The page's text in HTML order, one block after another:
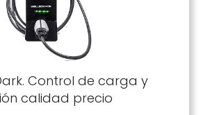
Control de carga y
calidad precio